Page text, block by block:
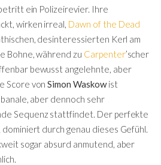
ein Polizeirevier. Ihre
wirken irreal, Dawn of the Dead
desinteressierten Kerl am
Bohne, während zu Carpenter’scher
bewusst angelehnte, aber
Score vonSimon Waskowist
aber dennoch sehr
Sequenz stattfindet. Der perfekte
durch genau dieses Gefühl.
sogar absurd anmutend, aber